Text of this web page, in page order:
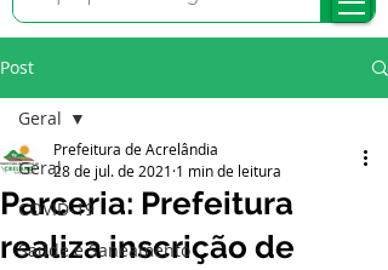
Post
Geral
COVID-19
Saúde e Saneamento
Geral
Parceria: Prefeitura
realiza inscrição de
Prefeitura de Acrelândia
28 de jul. de 2021 1 min de leitura